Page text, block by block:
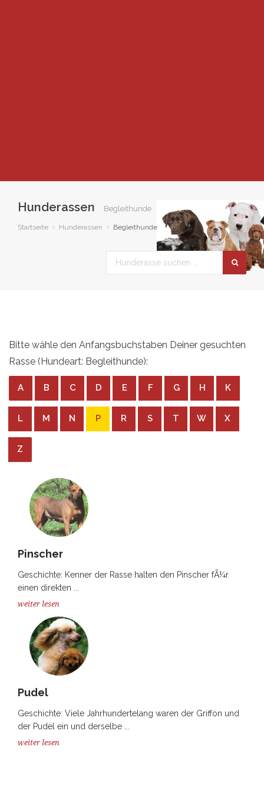
Hunderassen Begleithunde
Startseite Hunderassen Begleithunde
Bitte wähle den Anfangsbuchstaben Deiner gesuchten
Rasse (Hundeart: Begleithunde):
A B C D E F G H K
L M N P R S T W X
Z
Pinscher
Geschichte: Kenner der Rasse halten den Pinscher fÃ¼r
einen direkten ...
weiter lesen
Pudel
Geschichte: Viele Jahrhundertelang waren der Griffon und
der Pudel ein und derselbe ...
weiter lesen